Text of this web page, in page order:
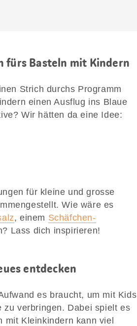
fürs Basteln mit Kindern
Strich durchs Programm
einen Ausflug ins Blaue
Wir hätten da eine Idee:
für kleine und grosse
Wie wäre es
, einem Schäfchen-
Lass dich inspirieren!
entdecken
es braucht, um mit Kids
zu verbringen. Dabei spielt es
mit Kleinkindern kann viel